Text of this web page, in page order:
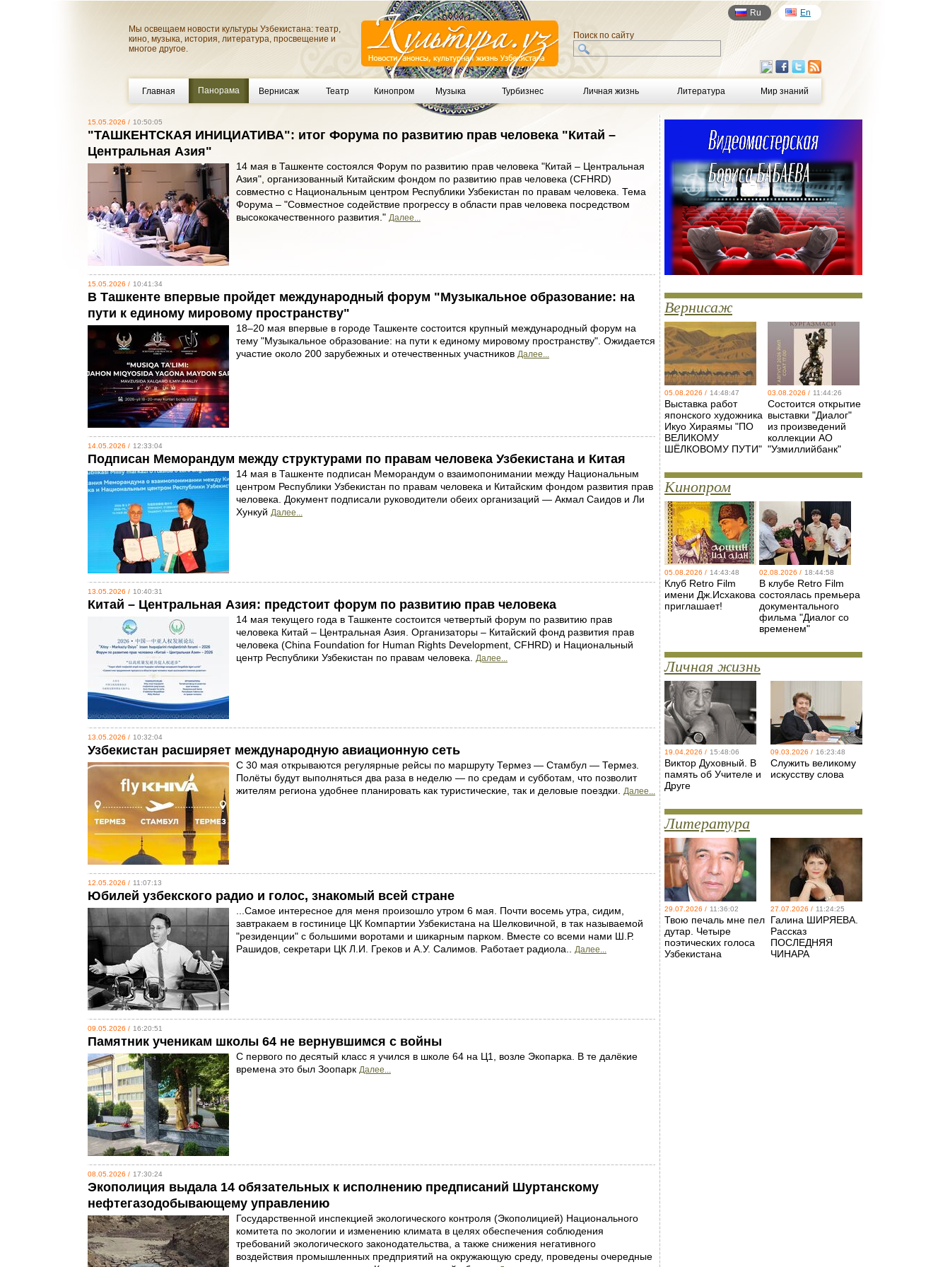
Мы освещаем новости культуры Узбекистана: театр,
кино, музыка, история, литература, просвещение и
многое другое.
Ru En
Поиск по сайту
Главная Панорама Вернисаж Театр Кинопром Музыка Турбизнес Личная жизнь Литература Мир знаний
15.05.2026 / 10:50:05
"ТАШКЕНТСКАЯ ИНИЦИАТИВА": итог Форума по развитию прав человека "Китай –
Центральная Азия"
14 мая в Ташкенте состоялся Форум по развитию прав человека "Китай – Центральная
Азия", организованный Китайским фондом по развитию прав человека (CFHRD)
совместно с Национальным центром Республики Узбекистан по правам человека. Тема
Форума – "Совместное содействие прогрессу в области прав человека посредством
высококачественного развития." Далее...
15.05.2026 / 10:41:34
В Ташкенте впервые пройдет международный форум "Музыкальное образование: на
пути к единому мировому пространству"
18–20 мая впервые в городе Ташкенте состоится крупный международный форум на
тему "Музыкальное образование: на пути к единому мировому пространству". Ожидается
участие около 200 зарубежных и отечественных участников Далее...
14.05.2026 / 12:33:04
Подписан Меморандум между структурами по правам человека Узбекистана и Китая
14 мая в Ташкенте подписан Меморандум о взаимопонимании между Национальным
центром Республики Узбекистан по правам человека и Китайским фондом развития прав
человека. Документ подписали руководители обеих организаций — Акмал Саидов и Ли
Хункуй Далее...
13.05.2026 / 10:40:31
Китай – Центральная Азия: предстоит форум по развитию прав человека
14 мая текущего года в Ташкенте состоится четвертый форум по развитию прав
человека Китай – Центральная Азия. Организаторы – Китайский фонд развития прав
человека (China Foundation for Human Rights Development, CFHRD) и Национальный
центр Республики Узбекистан по правам человека. Далее...
13.05.2026 / 10:32:04
Узбекистан расширяет международную авиационную сеть
С 30 мая открываются регулярные рейсы по маршруту Термез — Стамбул — Термез.
Полёты будут выполняться два раза в неделю — по средам и субботам, что позволит
жителям региона удобнее планировать как туристические, так и деловые поездки. Далее...
12.05.2026 / 11:07:13
Юбилей узбекского радио и голос, знакомый всей стране
...Самое интересное для меня произошло утром 6 мая. Почти восемь утра, сидим,
завтракаем в гостинице ЦК Компартии Узбекистана на Шелковичной, в так называемой
"резиденции" с большими воротами и шикарным парком. Вместе со всеми нами Ш.Р.
Рашидов, секретари ЦК Л.И. Греков и А.У. Салимов. Работает радиола.. Далее...
09.05.2026 / 16:20:51
Памятник ученикам школы 64 не вернувшимся с войны
С первого по десятый класс я учился в школе 64 на Ц1, возле Экопарка. В те далёкие
времена это был Зоопарк Далее...
08.05.2026 / 17:30:24
Экополиция выдала 14 обязательных к исполнению предписаний Шуртанскому
нефтегазодобывающему управлению
Государственной инспекцией экологического контроля (Экополицией) Национального
комитета по экологии и изменению климата в целях обеспечения соблюдения
требований экологического законодательства, а также снижения негативного
воздействия промышленных предприятий на окружающую среду, проведены очередные
Вернисаж
05.08.2026 / 14:48:47
Выставка работ
японского художника
Икуо Хираямы "ПО
ВЕЛИКОМУ
ШЁЛКОВОМУ ПУТИ"
03.08.2026 / 11:44:26
Состоится открытие
выставки "Диалог"
из произведений
коллекции АО
"Узмиллийбанк"
Кинопром
05.08.2026 / 14:43:48
Клуб Retro Film
имени Дж.Исхакова
приглашает!
02.08.2026 / 18:44:58
В клубе Retro Film
состоялась премьера
документального
фильма "Диалог со
временем"
Личная жизнь
19.04.2026 / 15:48:06
Виктор Духовный. В
память об Учителе и
Друге
09.03.2026 / 16:23:48
Служить великому
искусству слова
Литература
29.07.2026 / 11:36:02
Твою печаль мне пел
дутар. Четыре
поэтических голоса
Узбекистана
27.07.2026 / 11:24:25
Галина ШИРЯЕВА.
Рассказ
ПОСЛЕДНЯЯ
ЧИНАРА